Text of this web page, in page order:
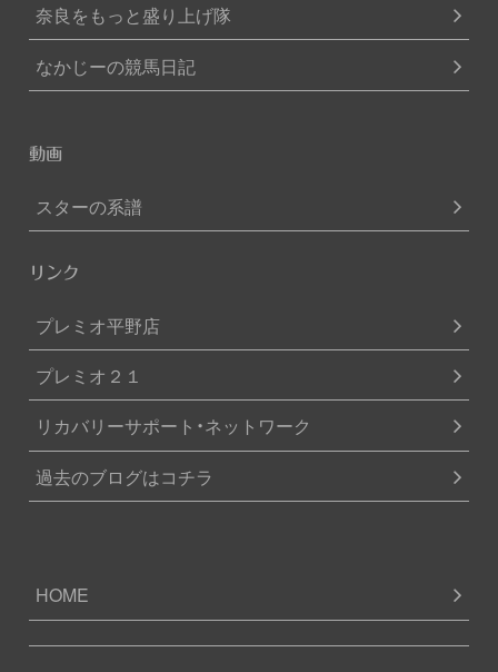
奈良をもっと盛り上げ隊
なかじーの競馬日記
動画
スターの系譜
リンク
プレミオ平野店
プレミオ２１
リカバリーサポート・ネットワーク
過去のブログはコチラ
HOME